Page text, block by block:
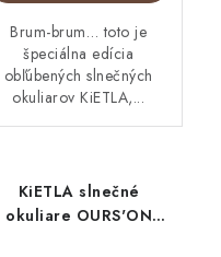
Brum-brum… toto je
špeciálna edícia
obľúbených slnečných
okuliarov KiETLA,...
KiETLA slnečné
okuliare OURS'ON